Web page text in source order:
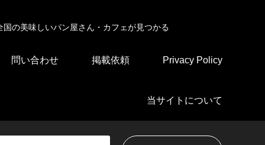
の美味しいパン屋さん・カフェが見つかる
問い合わせ 掲載依頼 Privacy Policy
当サイトについて